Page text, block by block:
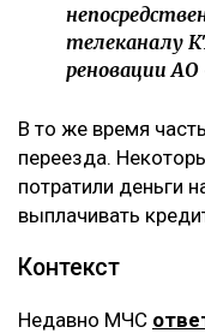
телеканалу
реновации
В то же время
переезда.
потратили деньги
выплачивать
Контекст
Недавно МЧС